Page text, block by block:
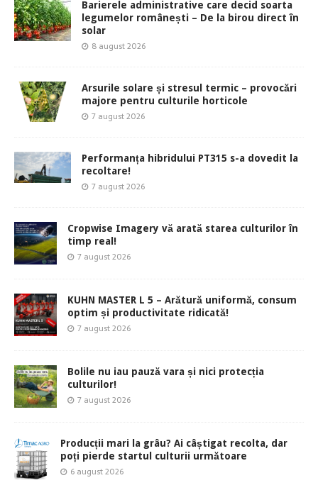
Barierele administrative care decid soarta
legumelor românești – De la birou direct în
solar
8 august 2026
Arsurile solare și stresul termic – provocări
majore pentru culturile horticole
7 august 2026
Performanța hibridului PT315 s-a dovedit la
recoltare!
7 august 2026
Cropwise Imagery vă arată starea culturilor în
timp real!
7 august 2026
KUHN MASTER L 5 – Arătură uniformă, consum
optim și productivitate ridicată!
7 august 2026
Bolile nu iau pauză vara și nici protecția
culturilor!
7 august 2026
Producții mari la grâu? Ai câștigat recolta, dar
poți pierde startul culturii următoare
6 august 2026